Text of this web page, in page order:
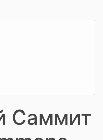
Саммит